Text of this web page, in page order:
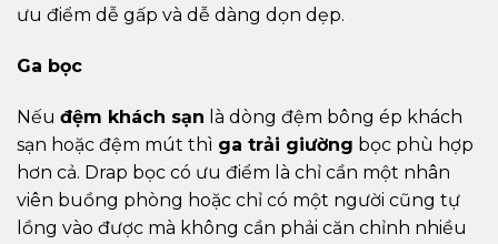
ưu điểm dễ gấp và dễ dàng dọn dẹp.
Ga bọc
Nếu đệm khách sạn là dòng đệm bông ép khách
sạn hoặc đệm mút thì ga trải giường bọc phù hợp
hơn cả. Drap bọc có ưu điểm là chỉ cần một nhân
viên buồng phòng hoặc chỉ có một người cũng tự
lồng vào được mà không cần phải căn chỉnh nhiều